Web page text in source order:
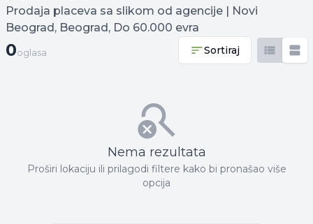
Prodaja placeva sa slikom od agencije | Novi
Beograd, Beograd, Do 60.000 evra
0 oglasa
0oglasa Sortiraj
Nema rezultata
Proširi lokaciju ili prilagodi filtere kako bi pronašao više
opcija